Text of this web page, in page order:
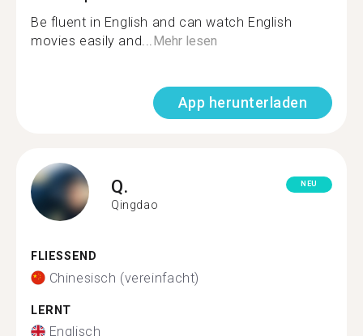
Be fluent in English and can watch English
movies easily and...Mehr lesen
App herunterladen
Q.
Qingdao
NEU
FLIESSEND
Chinesisch (vereinfacht)
LERNT
Englisch